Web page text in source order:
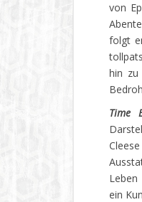
von
folgt
hin zu
Time
ein